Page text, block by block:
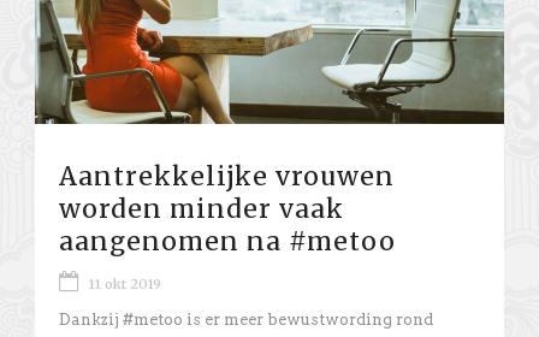
Aantrekkelijke vrouwen
worden minder vaak
aangenomen na #metoo
11 okt 2019
Dankzij #metoo is er meer bewustwording rond